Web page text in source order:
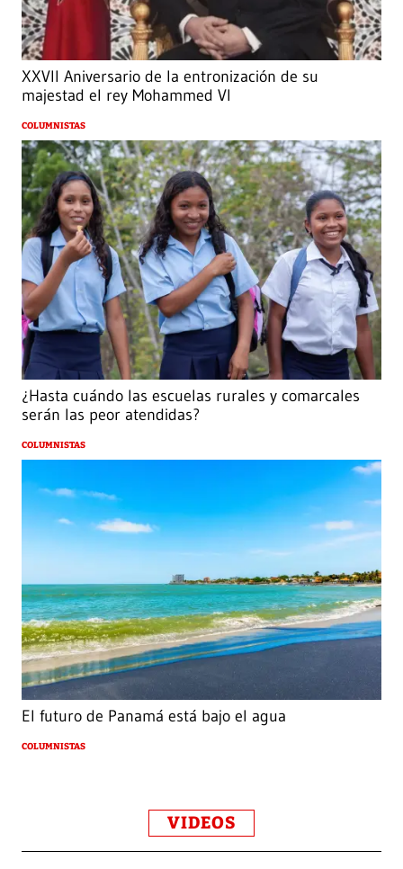
XXVII Aniversario de la entronización de su
majestad el rey Mohammed VI
COLUMNISTAS
¿Hasta cuándo las escuelas rurales y comarcales
serán las peor atendidas?
COLUMNISTAS
El futuro de Panamá está bajo el agua
COLUMNISTAS
VIDEOS